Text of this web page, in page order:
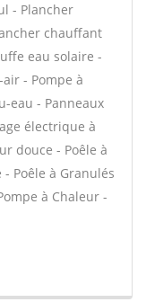
- Plancher
chauffant
eau solaire -
- Pompe à
eau - Panneaux
électrique à
douce - Poêle à
Poêle à Granulés
à Chaleur -